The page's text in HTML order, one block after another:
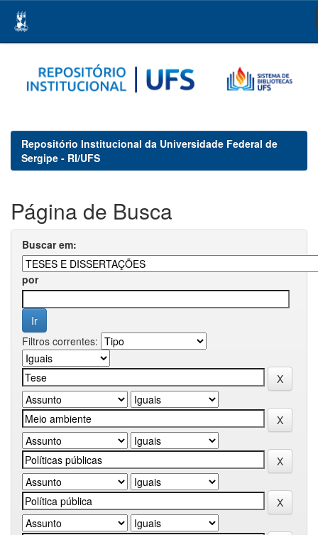
navigation
Repositório Institucional da Universidade Federal de
Sergipe - RI/UFS
Página de Busca
Buscar em:
por
Filtros correntes: